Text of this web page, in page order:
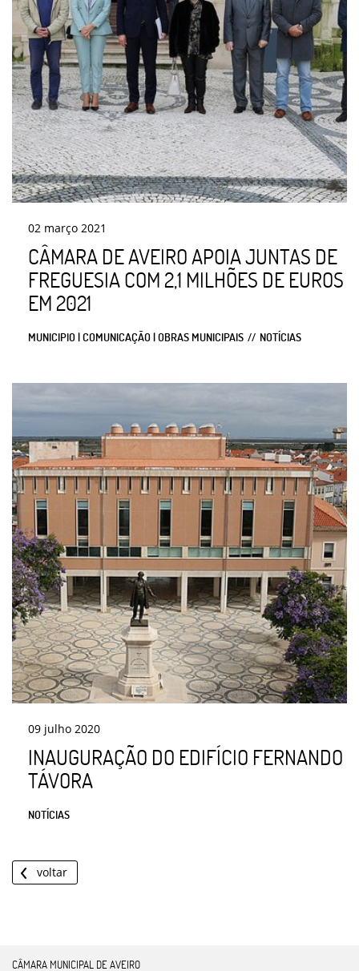
02 março 2021
CÂMARA DE AVEIRO APOIA JUNTAS DE
FREGUESIA COM 2,1 MILHÕES DE EUROS
EM 2021
MUNICIPIO | COMUNICAÇÃO | OBRAS MUNICIPAIS NOTÍCIAS
09 julho 2020
INAUGURAÇÃO DO EDIFÍCIO FERNANDO
TÁVORA
NOTÍCIAS
voltar
CÂMARA MUNICIPAL DE AVEIRO